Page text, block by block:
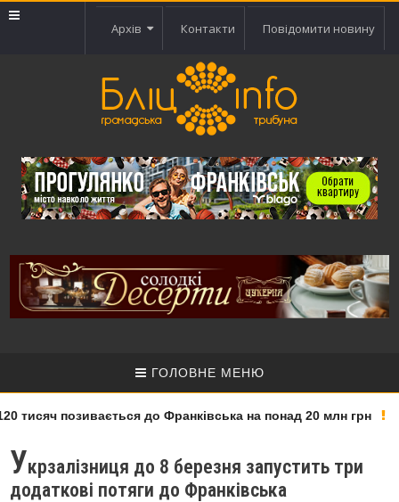
Архів Контакти Повідомити новину
ГОЛОВНЕ МЕНЮ
тисяч позивається до Франківська на понад 20 млн грн
Укрзалізниця до 8 березня запустить три
додаткові потяги до Франківська